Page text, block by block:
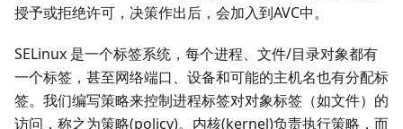
授予或拒绝许可，决策作出后，会加入到AVC中。
SELinux 是一个标签系统，每个进程、文件/目录对象都有
一个标签，甚至网络端口、设备和可能的主机名也有分配标
签。我们编写策略来控制进程标签对对象标签（如文件）的
访问，称之为策略(policy)。内核(kernel)负责执行策略，而